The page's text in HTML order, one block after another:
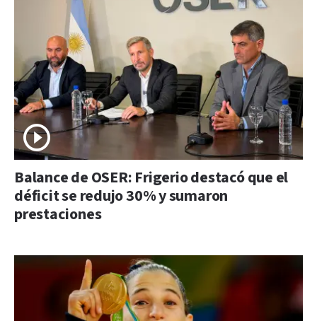
Balance de OSER: Frigerio destacó que el
déficit se redujo 30% y sumaron
prestaciones